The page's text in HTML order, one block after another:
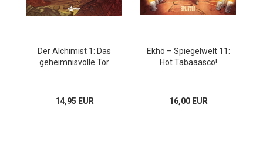
Der Alchimist 1: Das
geheimnisvolle Tor
14,95 EUR
Ekhö – Spiegelwelt 11:
Hot Tabaaasco!
16,00 EUR